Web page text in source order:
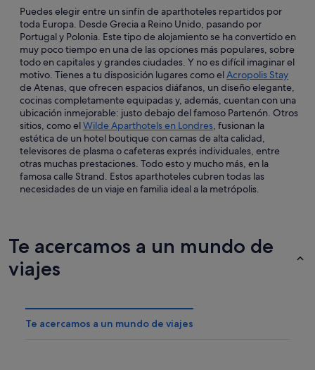
Puedes elegir entre un sinfín de aparthoteles repartidos por
toda Europa. Desde Grecia a Reino Unido, pasando por
Portugal y Polonia. Este tipo de alojamiento se ha convertido en
muy poco tiempo en una de las opciones más populares, sobre
todo en capitales y grandes ciudades. Y no es difícil imaginar el
motivo. Tienes a tu disposición lugares como elAcropolis Stay
de Atenas, que ofrecen espacios diáfanos, un diseño elegante,
cocinas completamente equipadas y, además, cuentan con una
ubicación inmejorable: justo debajo del famoso Partenón. Otros
sitios, como elWilde Aparthotels en Londres, fusionan la
estética de un hotel boutique con camas de alta calidad,
televisores de plasma o cafeteras exprés individuales, entre
otras muchas prestaciones. Todo esto y mucho más, en la
famosa calle Strand. Estos aparthoteles cubren todas las
necesidades de un viaje en familia ideal a la metrópolis.
Te acercamos a un mundo de
viajes
Te acercamos a un mundo de viajes